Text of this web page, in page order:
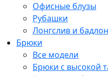
Офисные блузы
Рубашки
Лонгслив и бадлон
Брюки
Все модели
Брюки с высокой